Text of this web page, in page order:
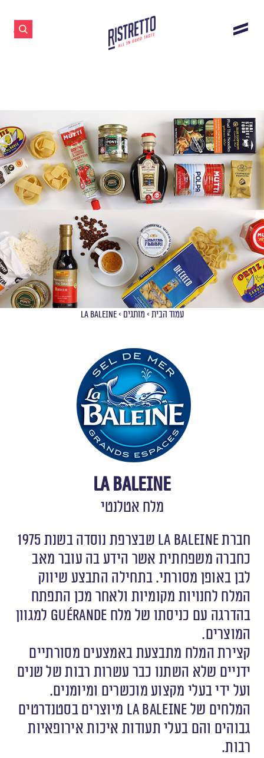
עמוד הבית >מותגים >
La Baleine
La Baleine
מלח אטלנטי
חברת La Baleine שבצרפת נוסדה בשנת 1975
כחברה משפחתית אשר הידע בה עובר מאב
לבן באופן מסורתי. בתחילה התבצע שיווק
המלח לחנויות מקומיות ולאחר מכן התפתח
בהדרגה עם כניסתו של מלח Guérande למגוון
המוצרים.
קצירת המלח מתבצעת באמצעים מסורתיים
ידניים שלא השתנו כבר עשרות רבות של שנים
ועל ידי בעלי מקצוע מוכשרים ומיומנים.
המלחים של La Baleine מיוצרים בסטנדרטים
גבוהים והם בעלי תעודות איכות אירופאיות
רבות.